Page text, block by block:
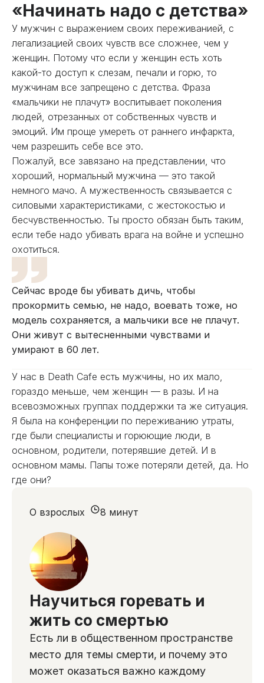
«Начинать надо с детства»
У мужчин с выражением своих переживанией, с
легализацией своих чувств все сложнее, чем у
женщин. Потому что если у женщин есть хоть
какой-то доступ к слезам, печали и горю, то
мужчинам все запрещено с детства. Фраза
«мальчики не плачут» воспитывает поколения
людей, отрезанных от собственных чувств и
эмоций. Им проще умереть от раннего инфаркта,
чем разрешить себе все это.
Пожалуй, все завязано на представлении, что
хороший, нормальный мужчина — это такой
немного мачо. А мужественность связывается с
силовыми характеристиками, с жестокостью и
бесчувственностью. Ты просто обязан быть таким,
если тебе надо убивать врага на войне и успешно
охотиться.
Сейчас вроде бы убивать дичь, чтобы
прокормить семью, не надо, воевать тоже, но
модель сохраняется, а мальчики все не плачут.
Они живут с вытесненными чувствами и
умирают в 60 лет.
У нас в Death Cafe есть мужчины, но их мало,
гораздо меньше, чем женщин — в разы. И на
всевозможных группах поддержки та же ситуация.
Я была на конференции по переживанию утраты,
где были специалисты и горюющие люди, в
основном, родители, потерявшие детей. И в
основном мамы. Папы тоже потеряли детей, да. Но
где они?
Научиться горевать и
жить со смертью
Есть ли в общественном пространстве
место для темы смерти, и почему это
может оказаться важно каждому
О взрослых 8 минут